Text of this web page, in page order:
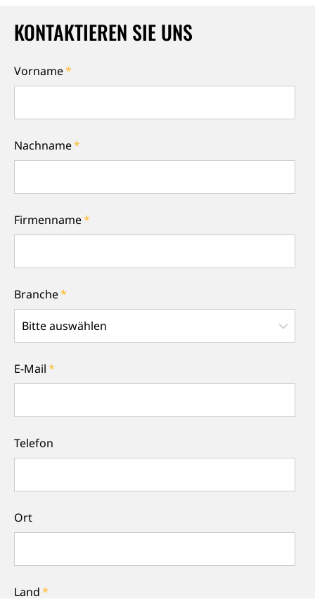
KONTAKTIEREN SIE UNS
Vorname*
Nachname*
Firmenname*
Branche*
E-Mail*
Telefon
Ort
Land*